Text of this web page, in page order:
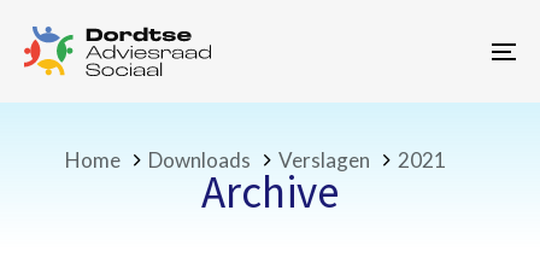
links
primary
navigation
Archive
Home Downloads Verslagen 2021